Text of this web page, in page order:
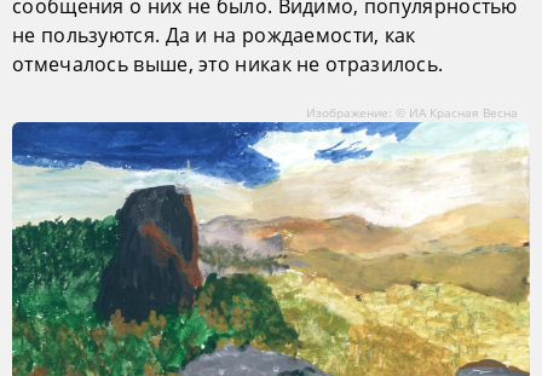
сообщения о них не было. Видимо, популярностью
не пользуются. Да и на рождаемости, как
отмечалось выше, это никак не отразилось.
Изображение: © ИА Красная Весна